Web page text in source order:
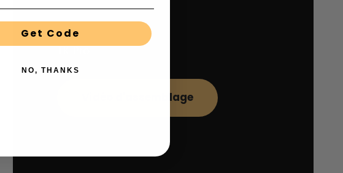
TK Pro
Vidéo d'assemblage
Get Code
NO, THANKS